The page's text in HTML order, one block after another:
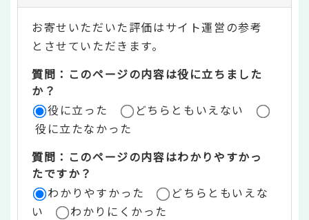
テ
ン
ツ
評
価
リ
ア
お寄せいただいた評価はサイト運営の参考
とさせていただきます。
質問：このページの内容は役に立ちました
か？
役に立った
どちらともいえない
役に立たなかった
質問：このページの内容はわかりやすかっ
たですか？
わかりやすかった
どちらともいえな
い
わかりにくかった